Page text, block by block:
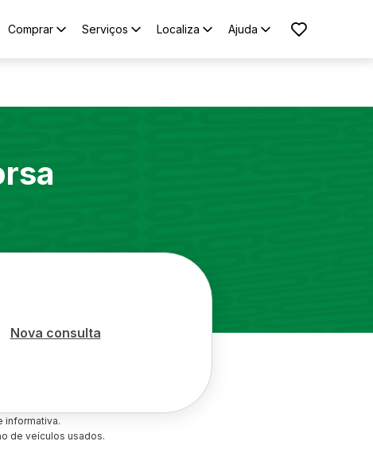
Comprar Serviços Localiza Ajuda
Nova consulta
informativa.
de veículos usados.